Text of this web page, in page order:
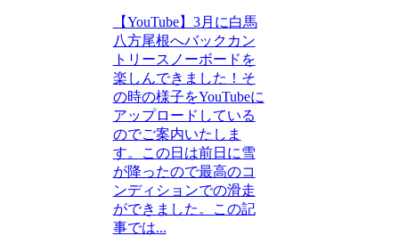
【YouTube】3月に白馬
八方尾根へバックカン
トリースノーボードを
楽しんできました！そ
の時の様子をYouTubeに
アップロードしている
のでご案内いたしま
す。この日は前日に雪
が降ったので最高のコ
ンディションでの滑走
ができました。この記
事では...